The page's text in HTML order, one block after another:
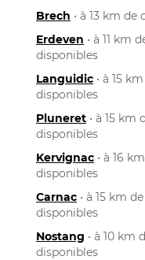
Brech • à 13 km
Erdeven • à 11 km
disponibles
Languidic • à 15
disponibles
Pluneret • à 15 km
disponibles
Kervignac • à 16
disponibles
Carnac • à 15 km
disponibles
Nostang • à 10 km
disponibles